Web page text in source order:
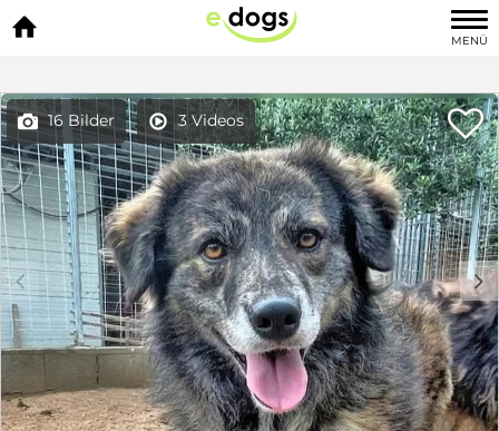

MENÜ
 16 Bilder  3 Videos 
c d